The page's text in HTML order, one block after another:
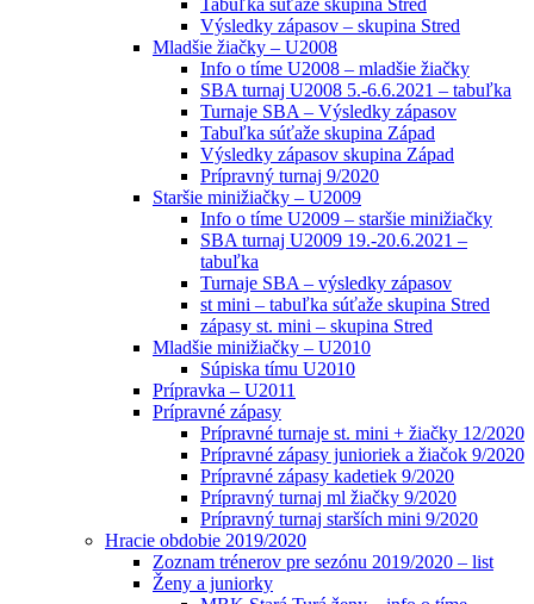
Výsledky zápasov – skupina Stred
Mladšie žiačky – U2008
Info o tíme U2008 – mladšie žiačky
SBA turnaj U2008 5.-6.6.2021 – tabuľka
Turnaje SBA – Výsledky zápasov
Tabuľka súťaže skupina Západ
Výsledky zápasov skupina Západ
Prípravný turnaj 9/2020
Staršie minižiačky – U2009
Info o tíme U2009 – staršie minižiačky
SBA turnaj U2009 19.-20.6.2021 –
tabuľka
Turnaje SBA – výsledky zápasov
st mini – tabuľka súťaže skupina Stred
zápasy st. mini – skupina Stred
Mladšie minižiačky – U2010
Súpiska tímu U2010
Prípravka – U2011
Prípravné zápasy
Prípravné turnaje st. mini + žiačky 12/2020
Prípravné zápasy junioriek a žiačok 9/2020
Prípravné zápasy kadetiek 9/2020
Prípravný turnaj ml žiačky 9/2020
Prípravný turnaj starších mini 9/2020
Hracie obdobie 2019/2020
Zoznam trénerov pre sezónu 2019/2020 – list
Ženy a juniorky